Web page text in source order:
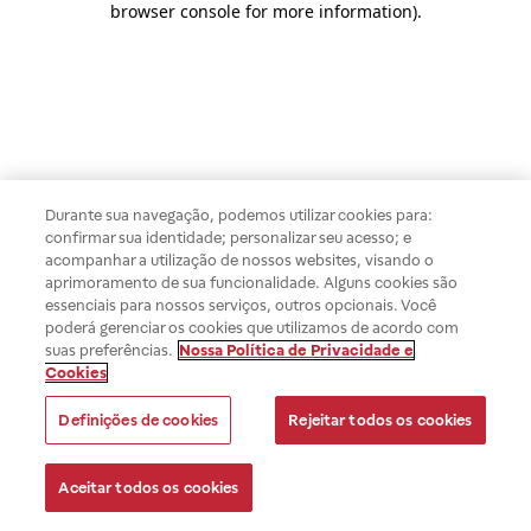
browser console for more information).
Durante sua navegação, podemos utilizar cookies para:
confirmar sua identidade; personalizar seu acesso; e
acompanhar a utilização de nossos websites, visando o
aprimoramento de sua funcionalidade. Alguns cookies são
essenciais para nossos serviços, outros opcionais. Você
poderá gerenciar os cookies que utilizamos de acordo com
suas preferências. Nossa Política de Privacidade e
Cookies
Definições de cookies Rejeitar todos os cookies
Aceitar todos os cookies